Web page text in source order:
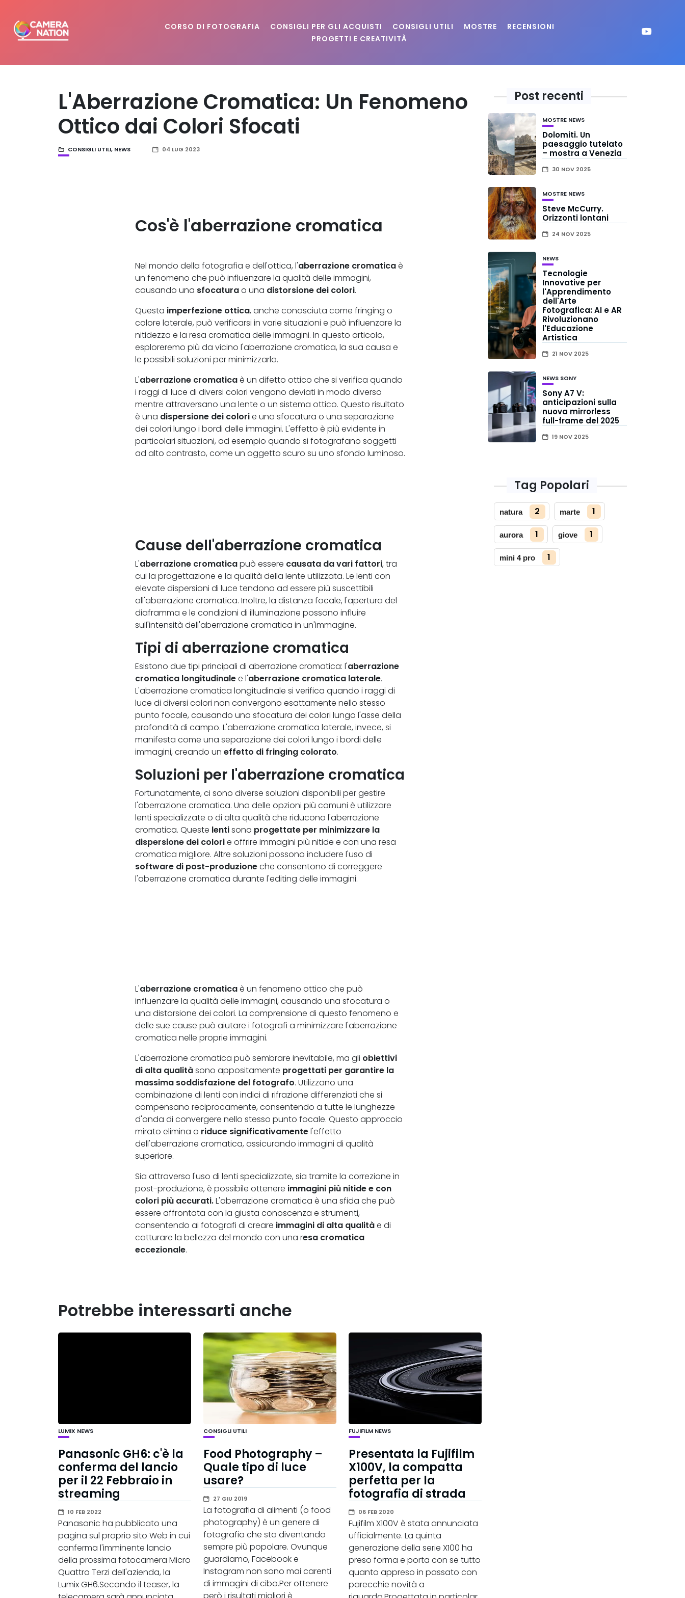
CORSO DI FOTOGRAFIA CONSIGLI PER GLI ACQUISTI CONSIGLI UTILI MOSTRE
RECENSIONI
PROGETTI E CREATIVITÀ
L'Aberrazione Cromatica: Un Fenomeno
Ottico dai Colori Sfocati
CONSIGLI UTILI, NEWS 04 LUG 2023
Cos'è l'aberrazione cromatica
Nel mondo della fotografia e dell'ottica, l'aberrazione cromaticaè
un fenomeno che può influenzare la qualità delle immagini,
causando una sfocaturao una distorsione dei colori.
Questa imperfezione ottica, anche conosciuta come fringing o
colore laterale, può verificarsi in varie situazioni e può influenzare la
nitidezza e la resa cromatica delle immagini. In questo articolo,
esploreremo più da vicino l'aberrazione cromatica, la sua causa e
le possibili soluzioni per minimizzarla.
L'aberrazione cromaticaè un difetto ottico che si verifica quando
i raggi di luce di diversi colori vengono deviati in modo diverso
mentre attraversano una lente o un sistema ottico. Questo risultato
è una dispersione dei colorie una sfocatura o una separazione
dei colori lungo i bordi delle immagini. L'effetto è più evidente in
particolari situazioni, ad esempio quando si fotografano soggetti
ad alto contrasto, come un oggetto scuro su uno sfondo luminoso.
Cause dell'aberrazione cromatica
L'aberrazione cromaticapuò essere causata da vari fattori, tra
cui la progettazione e la qualità della lente utilizzata. Le lenti con
elevate dispersioni di luce tendono ad essere più suscettibili
all'aberrazione cromatica. Inoltre, la distanza focale, l'apertura del
diaframma e le condizioni di illuminazione possono influire
sull'intensità dell'aberrazione cromatica in un'immagine.
Tipi di aberrazione cromatica
Esistono due tipi principali di aberrazione cromatica: l'aberrazione
cromatica longitudinalee l'aberrazione cromatica laterale.
L'aberrazione cromatica longitudinale si verifica quando i raggi di
luce di diversi colori non convergono esattamente nello stesso
punto focale, causando una sfocatura dei colori lungo l'asse della
profondità di campo. L'aberrazione cromatica laterale, invece, si
manifesta come una separazione dei colori lungo i bordi delle
immagini, creando un effetto di fringing colorato.
Soluzioni per l'aberrazione cromatica
Fortunatamente, ci sono diverse soluzioni disponibili per gestire
l'aberrazione cromatica. Una delle opzioni più comuni è utilizzare
lenti specializzate o di alta qualità che riducono l'aberrazione
cromatica. Queste lentisono progettate per minimizzare la
dispersione dei colorie offrire immagini più nitide e con una resa
cromatica migliore. Altre soluzioni possono includere l'uso di
software di post-produzioneche consentono di correggere
l'aberrazione cromatica durante l'editing delle immagini.
L'aberrazione cromaticaè un fenomeno ottico che può
influenzare la qualità delle immagini, causando una sfocatura o
una distorsione dei colori. La comprensione di questo fenomeno e
delle sue cause può aiutare i fotografi a minimizzare l'aberrazione
cromatica nelle proprie immagini.
L'aberrazione cromatica può sembrare inevitabile, ma gli obiettivi
di alta qualitàsono appositamente progettati per garantire la
massima soddisfazione del fotografo. Utilizzano una
combinazione di lenti con indici di rifrazione differenziati che si
compensano reciprocamente, consentendo a tutte le lunghezze
d'onda di convergere nello stesso punto focale. Questo approccio
mirato elimina o riduce significativamentel'effetto
dell'aberrazione cromatica, assicurando immagini di qualità
superiore.
Sia attraverso l'uso di lenti specializzate, sia tramite la correzione in
post-produzione, è possibile ottenere immagini più nitide e con
colori più accurati.L'aberrazione cromatica è una sfida che può
essere affrontata con la giusta conoscenza e strumenti,
consentendo ai fotografi di creare immagini di alta qualitàe di
catturare la bellezza del mondo con una resa cromatica
eccezionale.
Potrebbe interessarti anche
LUMIX NEWS
Panasonic GH6: c'è la
conferma del lancio
per il 22 Febbraio in
streaming
10 FEB 2022
Panasonic ha pubblicato una
pagina sul proprio sito Web in cui
conferma l'imminente lancio
della prossima fotocamera Micro
Quattro Terzi dell'azienda, la
Lumix GH6.Secondo il teaser, la
CONSIGLI UTILI
Food Photography –
Quale tipo di luce
usare?
27 GIU 2019
La fotografia di alimenti (o food
photography) è un genere di
fotografia che sta diventando
sempre più popolare. Ovunque
guardiamo, Facebook e
Instagram non sono mai carenti
di immagini di cibo.Per ottenere
FUJIFILM NEWS
Presentata la Fujifilm
X100V, la compatta
perfetta per la
fotografia di strada
06 FEB 2020
Fujifilm X100V è stata annunciata
ufficialmente. La quinta
generazione della serie X100 ha
preso forma e porta con se tutto
quanto appreso in passato con
parecchie novità a
Post recenti
MOSTRE NEWS
Dolomiti. Un
paesaggio tutelato
– mostra a Venezia
30 NOV 2025
MOSTRE NEWS
Steve McCurry.
Orizzonti lontani
24 NOV 2025
NEWS
Tecnologie
Innovative per
l'Apprendimento
dell'Arte
Fotografica: AI e AR
Rivoluzionano
l'Educazione
Artistica
21 NOV 2025
NEWS SONY
Sony A7 V:
anticipazioni sulla
nuova mirrorless
full-frame del 2025
19 NOV 2025
Tag Popolari
natura 2 marte 1
aurora 1 giove 1
mini 4 pro 1